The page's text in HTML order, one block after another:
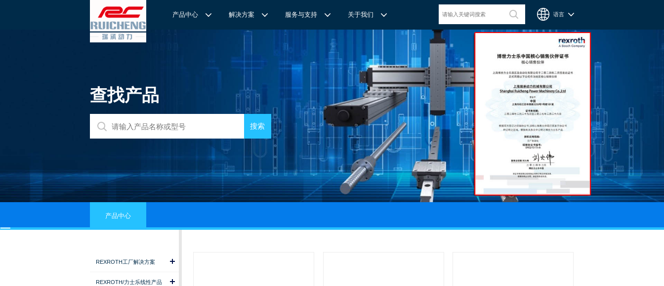
产品中心
REXROTH/力士乐线性产品
REXROTH丝杠螺母
REXROTH直线模组
REXROTH测量系统IMS
REXROTH/力士乐伺服驱动
CPC滑块
ACE缓冲器
RENOLD/雷诺德工业链条
滚轮导轨
滚柱导轨滑块
传动球座/牛眼轴承
直线模组/工业机器人
直线轴承/导套
滚珠丝杠螺母
博世力士乐中国 | Bosch Rexroth 中国
博世力士乐（Bosch Rexroth）为工业及工厂自动化、行走机
械、以及可再生能源等领域的客户提供传动、控制与移动解决方
案；作为全球超过50万客户的共同选择，力士乐正不断为客户
提供高质量的电控、液压、气动以及机电一体化元件和系统。
Chieftek Precision Co., Ltd. 直得科技股份有限公司簡稱cpc。
cpc注重人才在品德與技術兼備的重要性，整個核心團隊不斷研
發、製造高品質線性運動系統與零組件，創造產品永續經營與創
新。cpc 微型滑軌主要應用在精密量測、電子業、自動化產業與
半導體等，更在國際生醫科技獲得青睞與肯定。
解决方案
针
对通用机床的CNC系统解决方案
力
士乐：总装车间自动化合作伙伴
交钥匙的自动化解决方案
博世力士乐--混凝土搅拌车
博
世力士乐--摊铺机和路面铣刨机
REXROTH力士乐激光切割路径测量
机床制造商 TRUMPF 选用博世力士乐的 IMS 感应式距离测量
系统进行激光切割。
服务与支持
技术支持
样本下载
我们拥有一批高素质，经验丰富，精通业务的销售工程师，可以
提供完善技术服务，必要的时候，我们还可以安排厂方的工程师
和技术人员为客户解决技术上的问题，使客户对我们的产品有信
关于我们
关于我们
特别说明
力
士乐滑块导轨安装流程与关键步骤
力士乐电动缸选型指南
力
士乐驱动智能制造的精密力量‌——直线模组与工业机器人
【
力士乐滚柱滑块 | 高端传动优选 尽在上海瑞承动力】
雷诺德输送链的特点
上海瑞承动力机械有限公司
我们致力于机械自动化产品的供应,提供技术支持，是德国
BOSCH REXROTH/力士乐(STAR/星牌）、英国瑞诺
德/RENOLD链条代理商、奇石乐Kistler代理商。主要经营范围
包括进口工业链条链轮、直线导轨滑块、轴承、丝杆螺母、直线
运动模块、气动、液压产品,离合器等相关系列工业产品的机
构，主要服务对象是机械工业各领域的企业。
语言
查找产品
产品中心
REXROTH工厂解决方案
REXROTH/力士乐线性产品